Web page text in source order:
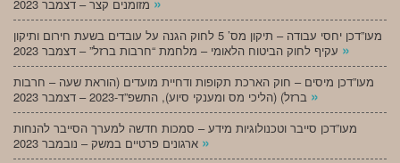
מעו”דכן יחסי עבודה – תיקון מס’ 5 לחוק הגנה על עובדים בשעת חירום ותיקון
»
מעו”דכן מיסים – חוק הארכת תקופות ודחיית מועדים (הוראת שעה – חרבות
»
מעו”דכן סייבר וטכנולוגיות מידע – סמכות חדשה למערך הסייבר להנחות
»